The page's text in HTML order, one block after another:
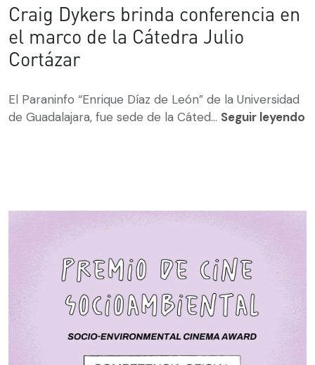
Craig Dykers brinda conferencia en
el marco de la Cátedra Julio
Cortázar
El Paraninfo “Enrique Díaz de León” de la Universidad
de Guadalajara, fue sede de la Cáted... Seguir leyendo